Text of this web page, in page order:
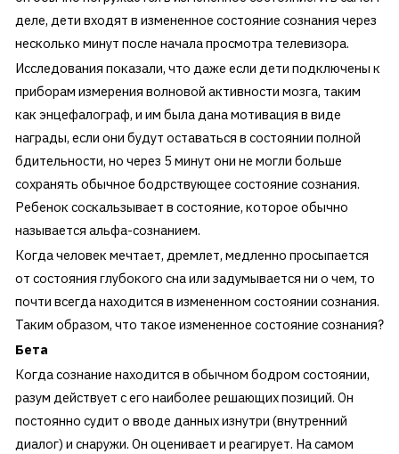
деле, дети входят в измененное состояние сознания через
несколько минут после начала просмотра телевизора.
Исследования показали, что даже если дети подключены к
приборам измерения волновой активности мозга, таким
как энцефалограф, и им была дана мотивация в виде
награды, если они будут оставаться в состоянии полной
бдительности, но через 5 минут они не могли больше
сохранять обычное бодрствующее состояние сознания.
Ребенок соскальзывает в состояние, которое обычно
называется альфа-сознанием.
Когда человек мечтает, дремлет, медленно просыпается
от состояния глубокого сна или задумывается ни о чем, то
почти всегда находится в измененном состоянии сознания.
Таким образом, что такое измененное состояние сознания?
Бета
Когда сознание находится в обычном бодром состоянии,
разум действует с его наиболее решающих позиций. Он
постоянно судит о вводе данных изнутри (внутренний
диалог) и снаружи. Он оценивает и реагирует. На самом